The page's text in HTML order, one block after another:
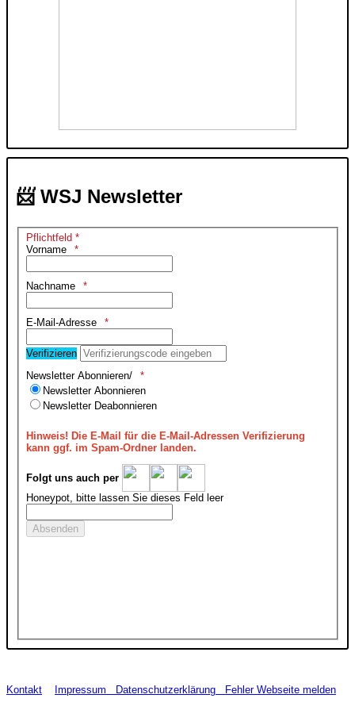
📨 WSJ Newsletter
Pflichtfeld *
Vorname
Nachname
E-Mail-Adresse
Verifizieren
Newsletter Abonnieren/
Newsletter Abonnieren
Newsletter Deabonnieren
Hinweis! Die E-Mail für die E-Mail-Adressen Verifizierung
kann ggf. im Spam-Ordner landen.
Folgt uns auch per
Honeypot, bitte lassen Sie dieses Feld leer
Kontakt Impressum Datenschutzerklärung Fehler Webseite melden